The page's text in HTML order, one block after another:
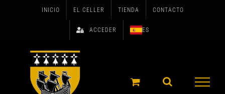
INICIO EL CELLER TIENDA CONTACTO
ACCEDER ES